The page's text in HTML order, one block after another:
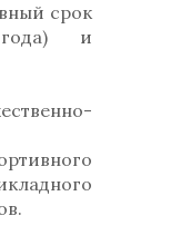
срок
и